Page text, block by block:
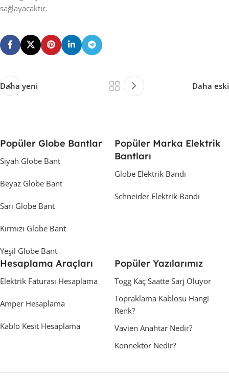
sağlayacaktır.
Daha yeni Daha eski
Popüler Globe Bantlar
Siyah Globe Bant
Beyaz Globe Bant
Sarı Globe Bant
Kırmızı Globe Bant
Yeşil Globe Bant
Popüler Marka Elektrik
Bantları
Globe Elektrik Bandı
Schneider Elektrik Bandı
Hesaplama Araçları
Elektrik Faturası Hesaplama
Amper Hesaplama
Kablo Kesit Hesaplama
Popüler Yazılarımız
Togg Kaç Saatte Sarj Oluyor
Topraklama Kablosu Hangi
Renk?
Vavien Anahtar Nedir?
Konnektör Nedir?